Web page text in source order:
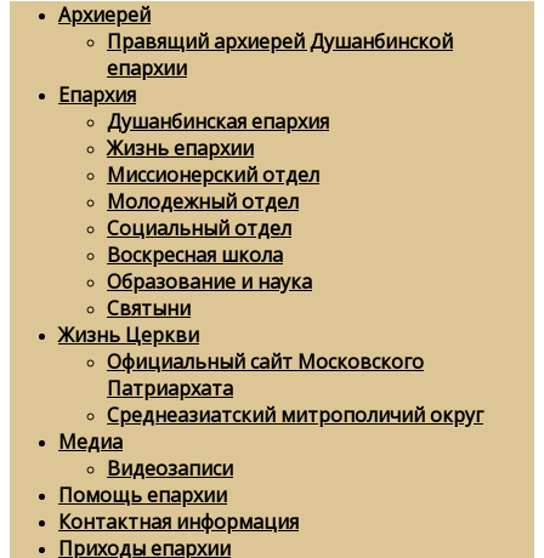
Архиерей
Правящий архиерей Душанбинской
епархии
Епархия
Душанбинская епархия
Жизнь епархии
Миссионерский отдел
Молодежный отдел
Социальный отдел
Воскресная школа
Образование и наука
Святыни
Жизнь Церкви
Официальный сайт Московского
Патриархата
Среднеазиатский митрополичий округ
Медиа
Видеозаписи
Помощь епархии
Контактная информация
Приходы епархии